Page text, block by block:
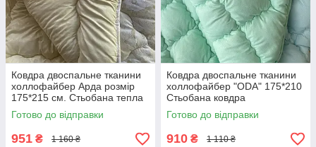
Ковдра двоспальне тканини
холлофайбер Арда розмір
175*215 см. Стьобана тепла
ковдра
Готово до відправки
951 ₴ 1 160 ₴
Ковдра двоспальне тканини
холлофайбер "ODA" 175*210
Стьобана ковдра
Готово до відправки
910 ₴ 1 110 ₴